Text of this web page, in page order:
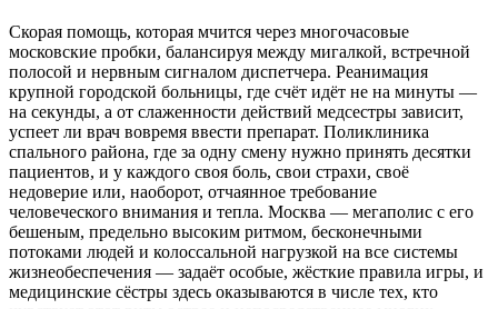
Скорая помощь, которая мчится через многочасовые
московские пробки, балансируя между мигалкой, встречной
полосой и нервным сигналом диспетчера. Реанимация
крупной городской больницы, где счёт идёт не на минуты —
на секунды, а от слаженности действий медсестры зависит,
успеет ли врач вовремя ввести препарат. Поликлиника
спального района, где за одну смену нужно принять десятки
пациентов, и у каждого своя боль, свои страхи, своё
недоверие или, наоборот, отчаянное требование
человеческого внимания и тепла. Москва — мегаполис с его
бешеным, предельно высоким ритмом, бесконечными
потоками людей и колоссальной нагрузкой на все системы
жизнеобеспечения — задаёт особые, жёсткие правила игры, и
медицинские сёстры здесь оказываются в числе тех, кто